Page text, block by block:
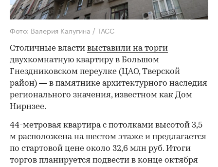
Фото: Валерия Калугина / ТАСС
Столичные власти выставили на торги
двухкомнатную квартиру в Большом
Гнездниковском переулке (ЦАО, Тверской
район) — в памятнике архитектурного наследия
регионального значения, известном как Дом
Нирнзее.
44-метровая квартира с потолками высотой 3,5
м расположена на шестом этаже и предлагается
по стартовой цене около 32,6 млн руб. Итоги
торгов планируется подвести в конце октября